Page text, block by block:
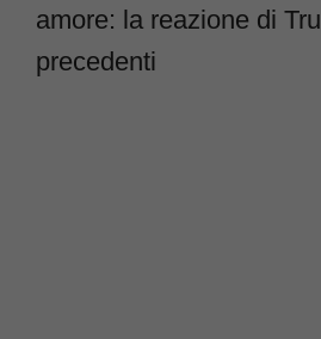
amore: la reazione di
precedenti